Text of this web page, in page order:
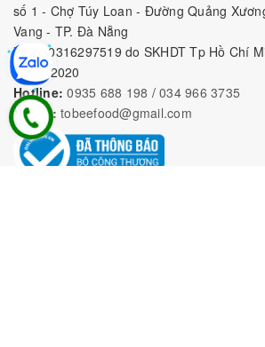
số 1 - Chợ Túy Loan - Đường Quảng
Vang - TP. Đà Nẵng
MST:
0316297519 do SKHDT Tp Hồ Chí
28/05/2020
Hotline: 0935 688 198 / 034 966 3735
E-mail: tobeefood@gmail.com